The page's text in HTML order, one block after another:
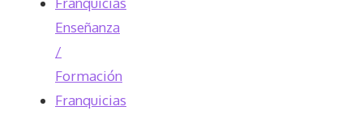
Enseñanza
/
Formación
Franquicias